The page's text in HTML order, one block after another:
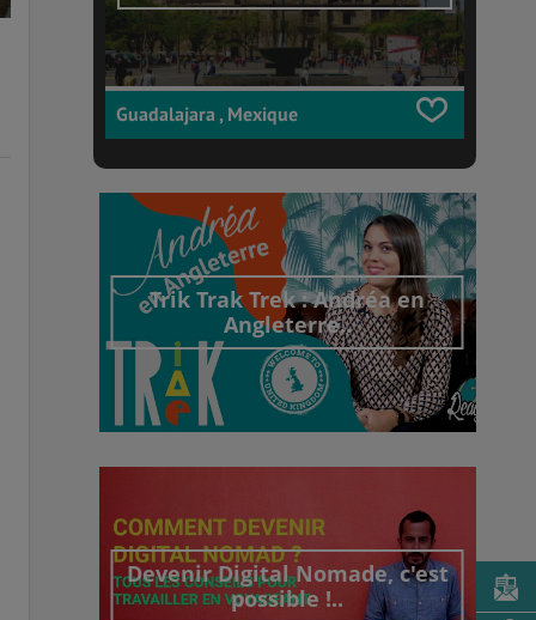
Guadalajara , Mexique
Trik Trak Trek : Andréa en
Angleterre..
Devenir Digital Nomade, c'est
possible !..